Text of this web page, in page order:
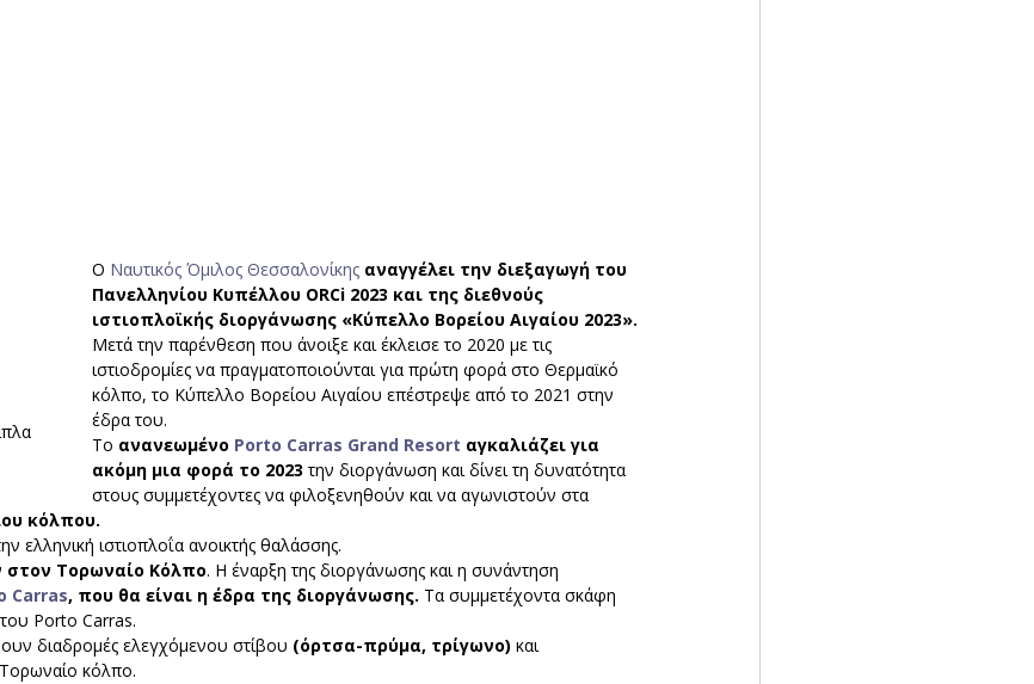
Ο Ναυτικός Όμιλος Θεσσαλονίκης αναγγέλει την διεξαγωγή του
Πανελληνίου Κυπέλλου ORCi 2023 και της διεθνούς
ιστιοπλοϊκής διοργάνωσης «Κύπελλο Βορείου Αιγαίου 2023».
Μετά την παρένθεση που άνοιξε και έκλεισε το 2020 με τις
ιστιοδρομίες να πραγματοποιούνται για πρώτη φορά στο Θερμαϊκό
κόλπο, το Κύπελλο Βορείου Αιγαίου επέστρεψε από το 2021 στην
έδρα του.
Το ανανεωμένο Porto Carras Grand Resort αγκαλιάζει για
ακόμη μια φορά το 2023 την διοργάνωση και δίνει τη δυνατότητα
στους συμμετέχοντες να φιλοξενηθούν και να αγωνιστούν στα
κόλπου.
ελληνική ιστιοπλοΐα ανοικτής θαλάσσης.
στον Τορωναίο Κόλπο. Η έναρξη της διοργάνωσης και η συνάντηση
Carras, που θα είναι η έδρα της διοργάνωσης. Τα συμμετέχοντα σκάφη
Porto Carras.
διαδρομές ελεγχόμενου στίβου (όρτσα-πρύμα, τρίγωνο) και
κόλπο.